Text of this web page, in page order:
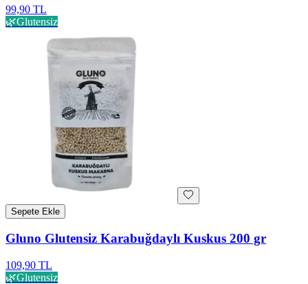
99,90 TL
🌿Glutensiz
Sepete Ekle
Gluno Glutensiz Karabuğdaylı Kuskus 200 gr
109,90 TL
🌿Glutensiz